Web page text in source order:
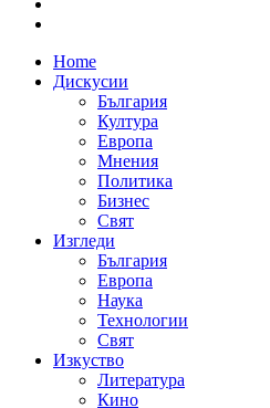
Home
Дискусии
България
Култура
Европа
Мнения
Политика
Бизнес
Свят
Изгледи
България
Европа
Наука
Технологии
Свят
Изкуство
Литература
Кино